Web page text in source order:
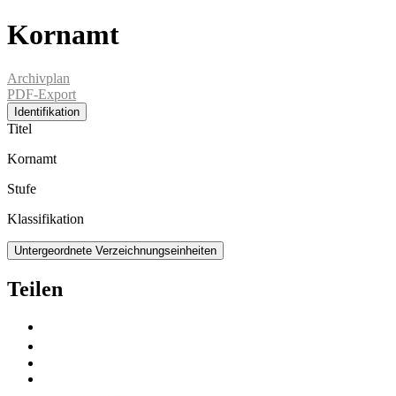
Kornamt
Archivplan
PDF-Export
Identifikation
Titel
Kornamt
Stufe
Klassifikation
Untergeordnete Verzeichnungseinheiten
Teilen